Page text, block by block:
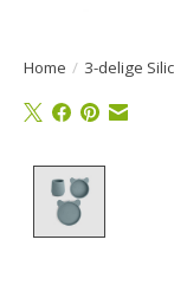
Home / 3-delige